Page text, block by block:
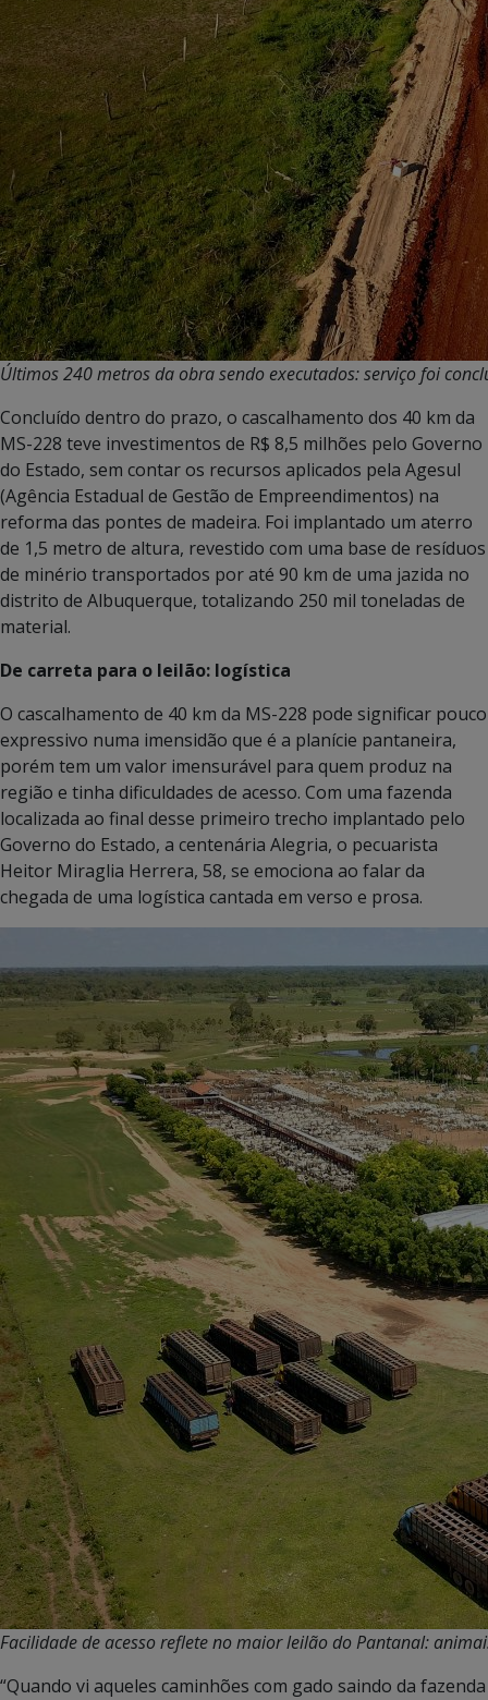
Últimos 240 metros da obra sendo executados: serviço foi
Concluído dentro do prazo, o cascalhamento dos 40 km da
MS-228 teve investimentos de R$ 8,5 milhões pelo Governo
do Estado, sem contar os recursos aplicados pela Agesul
(Agência Estadual de Gestão de Empreendimentos) na
reforma das pontes de madeira. Foi implantado um aterro
de 1,5 metro de altura, revestido com uma base de resíduos
de minério transportados por até 90 km de uma jazida no
distrito de Albuquerque, totalizando 250 mil toneladas de
material.
De carreta para o leilão: logística
O cascalhamento de 40 km da MS-228 pode significar pouco
expressivo numa imensidão que é a planície pantaneira,
porém tem um valor imensurável para quem produz na
região e tinha dificuldades de acesso. Com uma fazenda
localizada ao final desse primeiro trecho implantado pelo
Governo do Estado, a centenária Alegria, o pecuarista
Heitor Miraglia Herrera, 58, se emociona ao falar da
chegada de uma logística cantada em verso e prosa.
Facilidade de acesso reflete no maior leilão do Pantanal:
“Quando vi aqueles caminhões com gado saindo da fazenda